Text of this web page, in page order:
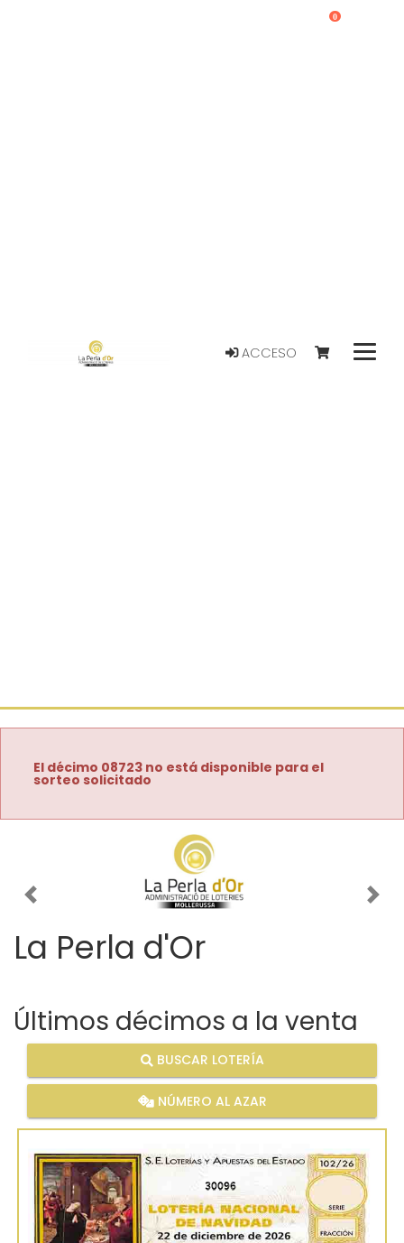
ACCESO
0
El décimo 08723 no está disponible para el
sorteo solicitado
Imagen anterior
La Perla d'Or
Últimos décimos a la venta
BUSCAR LOTERÍA
NÚMERO AL AZAR
30096